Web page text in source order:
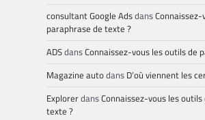
consultant Google Adsdans
paraphrase de texte ?
ADSdansConnaissez-vous les outils de
Magazine autodans D’où viennent les
ExplorerdansConnaissez-vous les
texte ?